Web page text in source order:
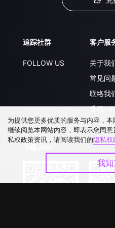
追踪社群
FOLLOW US
客户服
关于我
常见问
联络我
升级VIP
为提供您更多优质的服务与内容，
继续阅览本网站内容，即表示您同
私权政策资讯，请阅读我们的隐私权
我知